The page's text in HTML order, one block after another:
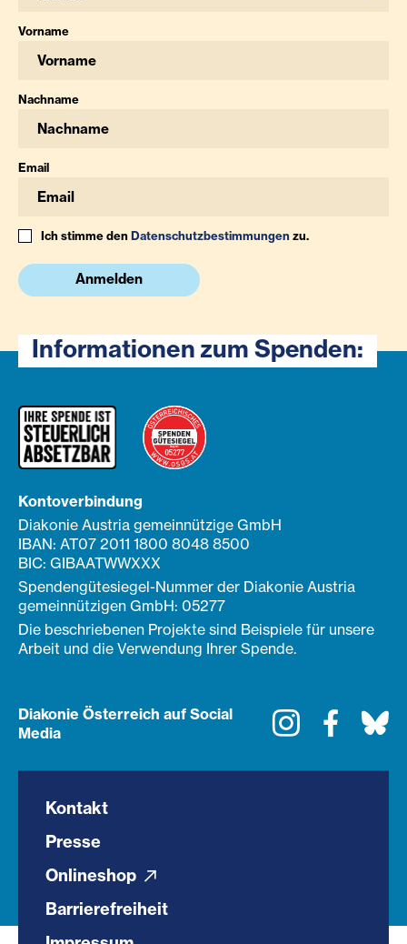
Vorname
Nachname
Email
Ich stimme denDatenschutzbestimmungenzu.
Anmelden
Informationen zum Spenden:
Kontoverbindung
Diakonie Austria gemeinnützige GmbH
IBAN: AT07 2011 1800 8048 8500
BIC: GIBAATWWXXX
Spendengütesiegel-Nummer der Diakonie Austria
gemeinnützigen GmbH: 05277
Die beschriebenen Projekte sind Beispiele für unsere
Arbeit und die Verwendung Ihrer Spende.
Diakonie Österreich auf Social
Media
Instagram
Kontakt
Presse
Onlineshop
Barrierefreiheit